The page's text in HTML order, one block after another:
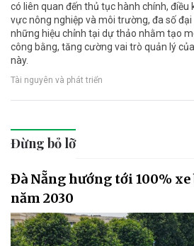
có liên quan đến thủ tục hành chính, điều
vực nông nghiệp và môi trường, đa số
những hiệu chỉnh tại dự thảo nhằm tạo
công bằng, tăng cường vai trò quản lý
này.
Tài nguyên và phát triển
Đừng bỏ lỡ
Đà Nẵng hướng tới 100%
năm 2030